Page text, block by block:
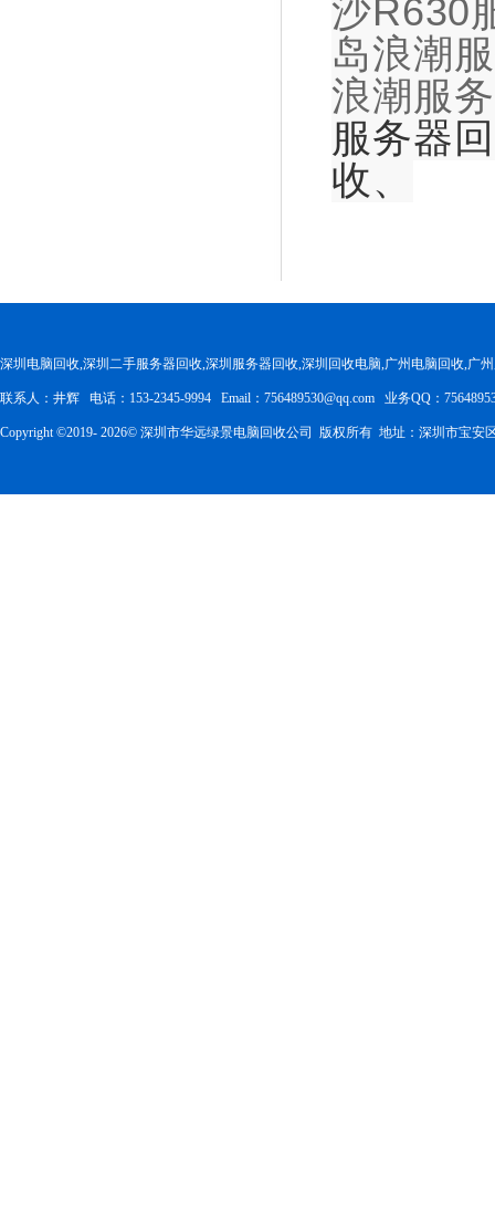
沙R630
岛浪潮
浪潮服
服务器
收、
深圳电脑回收,深圳二手服务器回收,深圳服务器回收,深圳回收电脑,广州电脑回收,广
联系人：井辉 电话：153-2345-9994 Email：756489530@qq.com 业务QQ：
Copyright ©2019- 2026© 深圳市华远绿景电脑回收公司 版权所有 地址：深圳市宝安